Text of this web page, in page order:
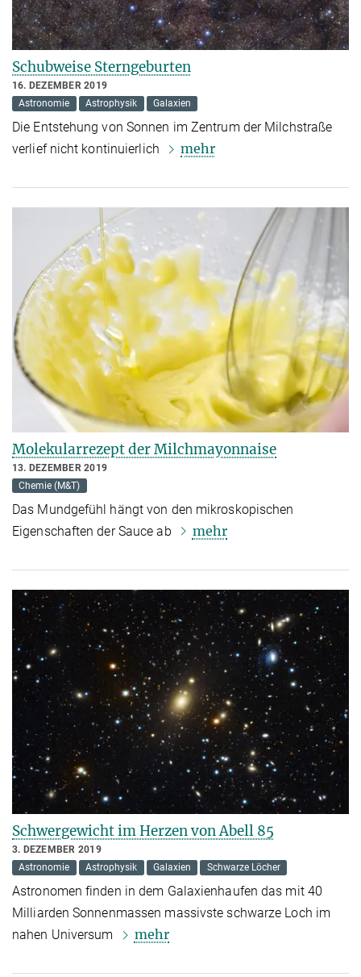
Schubweise Sterngeburten
16. DEZEMBER 2019
Astronomie
Astrophysik Galaxien
Die Entstehung von Sonnen im Zentrum der Milchstraße
verlief nicht kontinuierlich
mehr
Molekularrezept der Milchmayonnaise
13. DEZEMBER 2019
Chemie (M&T)
Das Mundgefühl hängt von den mikroskopischen
Eigenschaften der Sauce ab
mehr
Schwergewicht im Herzen von Abell 85
3. DEZEMBER 2019
Astronomie
Astrophysik Galaxien Schwarze Löcher
Astronomen finden in dem Galaxienhaufen das mit 40
Milliarden Sonnenmassen massivste schwarze Loch im
nahen Universum
mehr